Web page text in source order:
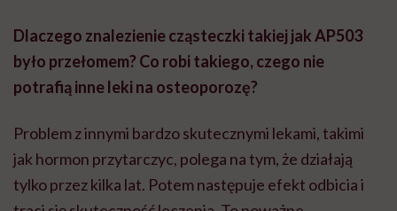
Dlaczego znalezienie cząsteczki takiej jak AP503
było przełomem? Co robi takiego, czego nie
potrafią inne leki na osteoporozę?
Problem z innymi bardzo skutecznymi lekami, takimi
jak hormon przytarczyc, polega na tym, że działają
tylko przez kilka lat. Potem następuje efekt odbicia i